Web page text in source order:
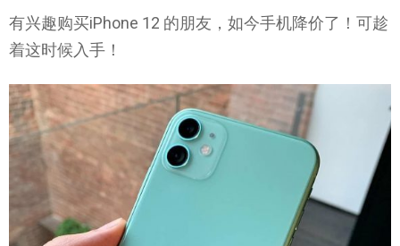
有兴趣购买iPhone 12 的朋友，如今手机降价了！可趁
着这时候入手！